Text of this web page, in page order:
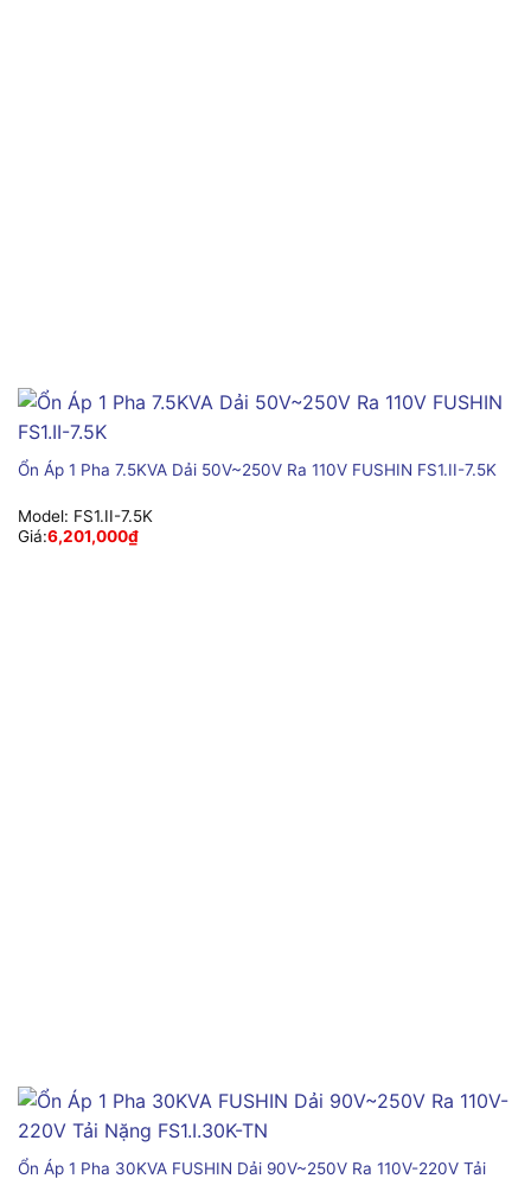
Ổn Áp 1 Pha 7.5KVA Dải 50V~250V Ra 110V FUSHIN FS1.II-7.5K
Model: FS1.II-7.5K
Giá:6,201,000₫
Ổn Áp 1 Pha 30KVA FUSHIN Dải 90V~250V Ra 110V-220V Tải